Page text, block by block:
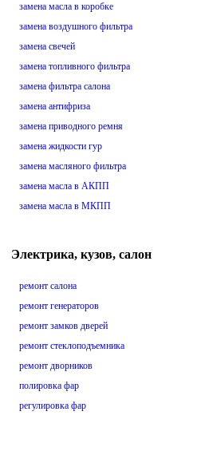
замена масла в коробке
замена воздушного фильтра
замена свечей
замена топливного фильтра
замена фильтра салона
замена антифриза
замена приводного ремня
замена жидкости гур
замена масляного фильтра
замена масла в АКПП
замена масла в МКПП
Электрика, кузов, салон
ремонт салона
ремонт генераторов
ремонт замков дверей
ремонт стеклоподъемника
ремонт дворников
полировка фар
регулировка фар